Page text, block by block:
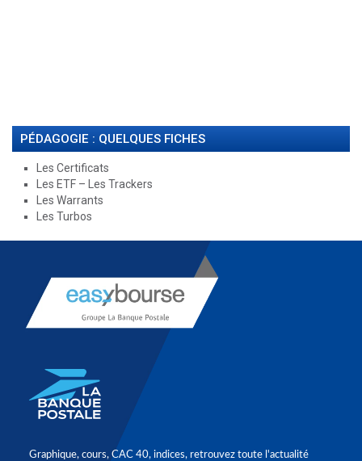
PÉDAGOGIE : QUELQUES FICHES
Les Certificats
Les ETF – Les Trackers
Les Warrants
Les Turbos
Graphique, cours, CAC 40, indices, retrouvez toute l'actualité